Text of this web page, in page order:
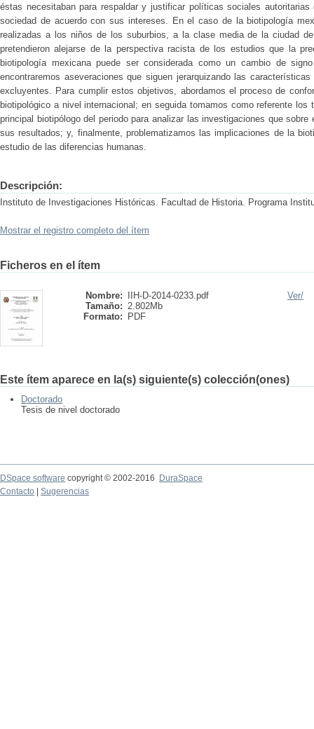
éstas necesitaban para respaldar y justificar políticas sociales
sociedad de acuerdo con sus intereses. En el caso de la biotipología
realizadas a los niños de los suburbios, a la clase media de la ciudad
pretendieron alejarse de la perspectiva racista de los estudios que la
biotipología mexicana puede ser considerada como un cambio de
encontraremos aseveraciones que siguen jerarquizando las
excluyentes. Para cumplir estos objetivos, abordamos el proceso de
biotipológico a nivel internacional; en seguida tomamos como referente los
principal biotipólogo del periodo para analizar las investigaciones que
sus resultados; y, finalmente, problematizamos las implicaciones de la
estudio de las diferencias humanas.
Descripción:
Instituto de Investigaciones Históricas. Facultad de Historia. Programa
Mostrar el registro completo del ítem
Ficheros en el ítem
Nombre:
IIH-D-2014-0233.pdf
Tamaño: 2.802Mb
Formato:
PDF
Ver/
Este ítem aparece en la(s) siguiente(s) colección(ones)
Doctorado
Tesis de nivel doctorado
DSpace software copyright © 2002-2016
DuraSpace
Contacto
Sugerencias